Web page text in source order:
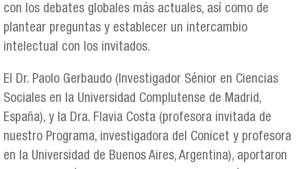
con los debates globales más actuales, así como de
plantear preguntas y establecer un intercambio
intelectual con los invitados.
El Dr. Paolo Gerbaudo (Investigador Sénior en Ciencias
Sociales en la Universidad Complutense de Madrid,
España), y la Dra. Flavia Costa (profesora invitada de
nuestro Programa, investigadora del Conicet y profesora
en la Universidad de Buenos Aires, Argentina), aportaron